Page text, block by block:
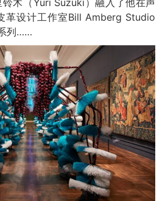
木（Yuri Suzuki）融入了他在声
革设计工作室Bill Amberg Studio
列……